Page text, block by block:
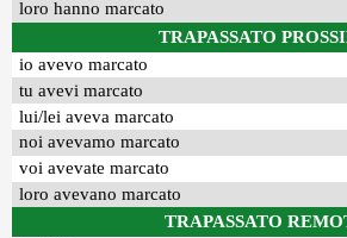
loro hanno marcato
TRAPASSATO
io avevo marcato
tu avevi marcato
lui/lei aveva marcato
noi avevamo marcato
voi avevate marcato
loro avevano marcato
TRAPASSATO